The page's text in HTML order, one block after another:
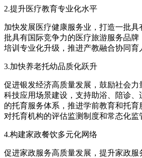
2.提升医疗教育专业化水平
加快发展医疗健康服务业，打造一批
批具有国际竞争力的医疗旅游服务品
培训专业化升级，推进产教融合协同
3.加快养老托幼品质化跃升
促进银发经济高质量发展，鼓励社会
科技应用场景建设，支持助浴、陪诊
的托育服务体系，推进学前教育和托
对托育机构的评估监测制度和常态化监
4.构建家政餐饮多元化网络
促进家政服务高质量发展，提升家政